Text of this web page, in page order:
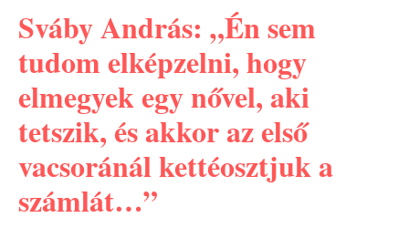
Sváby András: „Én sem
tudom elképzelni, hogy
elmegyek egy nővel, aki
tetszik, és akkor az első
vacsoránál kettéosztjuk a
számlát…”